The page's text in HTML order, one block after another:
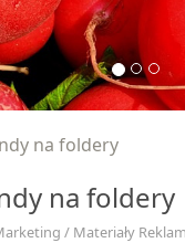
na foldery
na foldery
/ Materiały